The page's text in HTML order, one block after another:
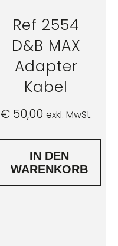
Ref 2554
D&B MAX
Adapter
Kabel
€ 50,00 exkl. MwSt.
IN DEN
WARENKORB